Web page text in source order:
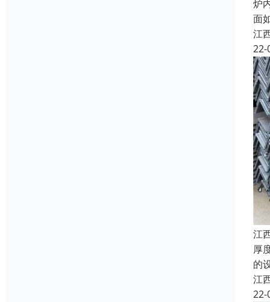
炉
面
江
22-
江
厚
的
江
22-